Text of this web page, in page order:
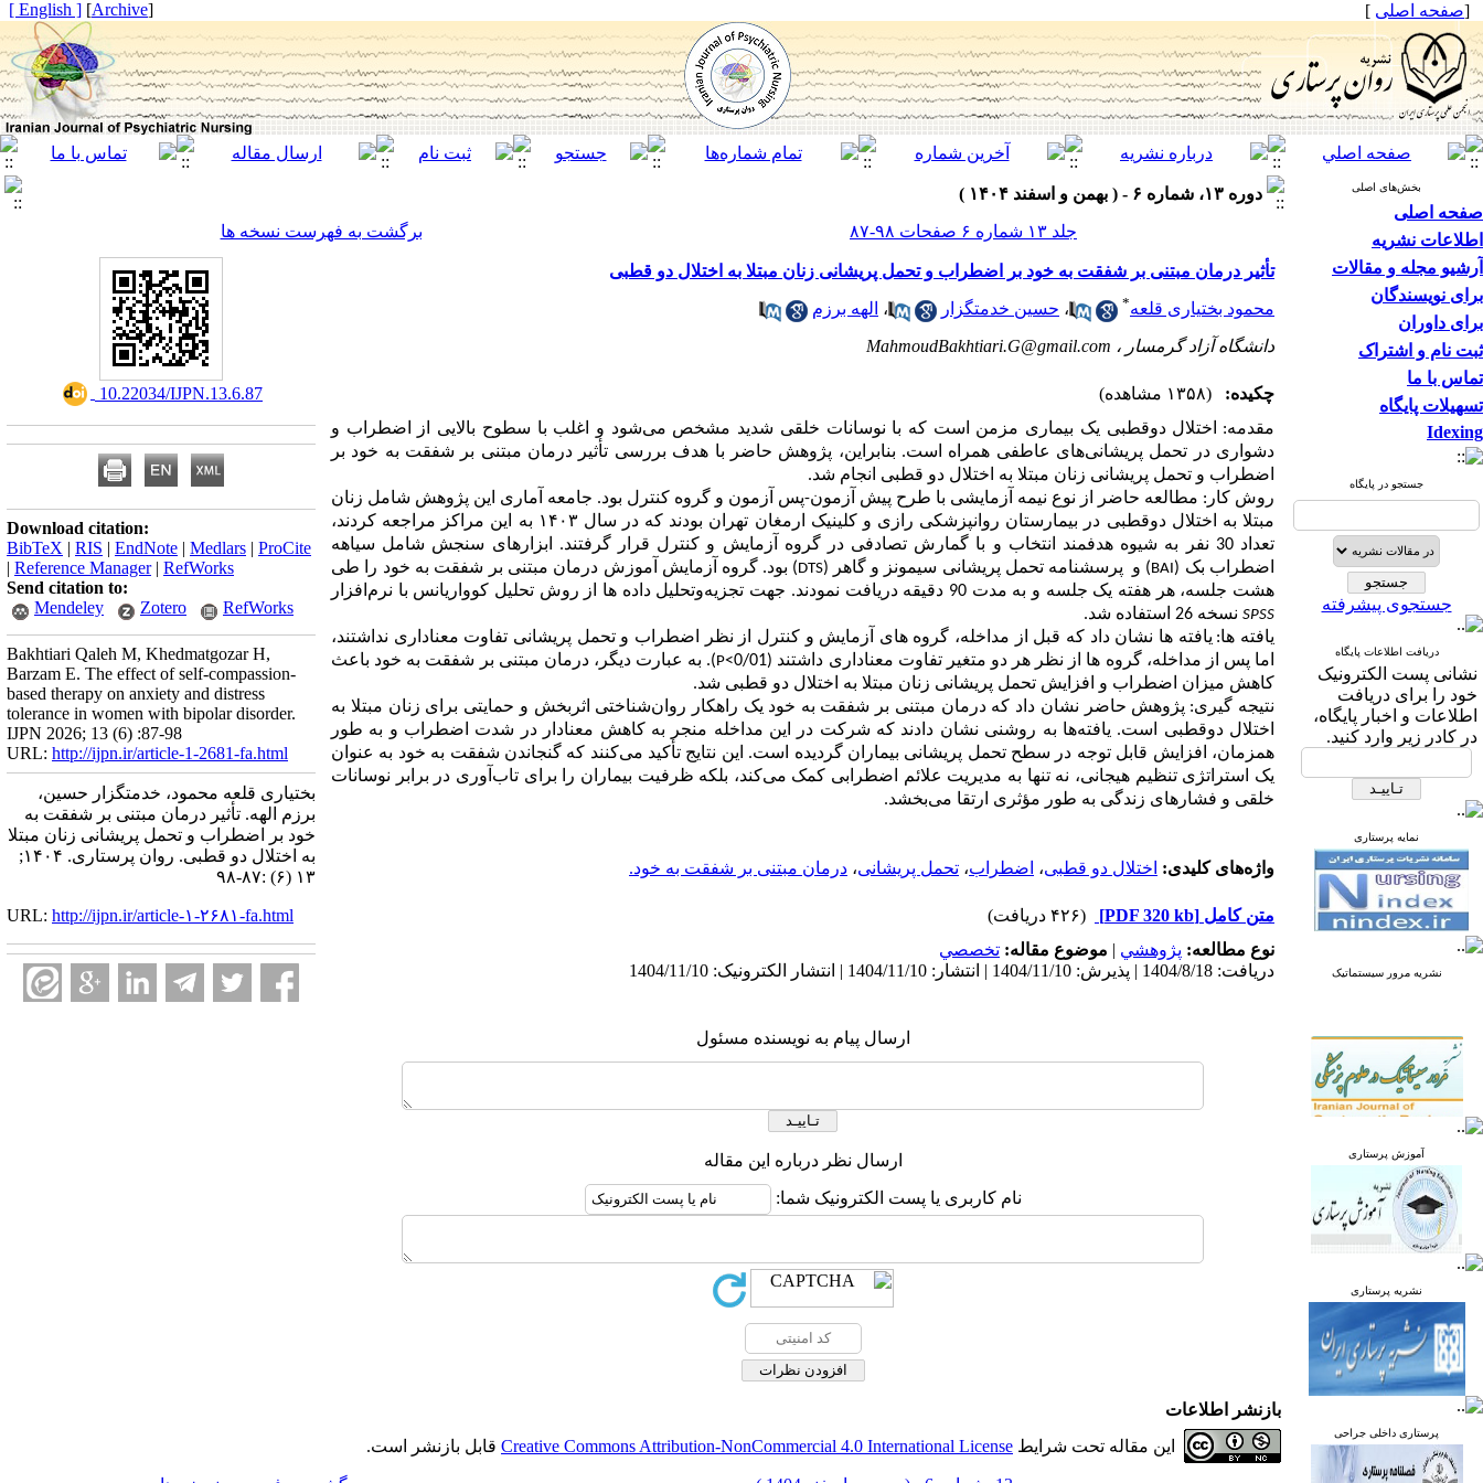
[صفحه اصلی ]
[
Archive
]
[ English ]
بخش‌های اصلی
صفحه اصلی
اطلاعات نشریه
آرشیو مجله و مقالات
برای نویسندگان
برای داوران
ثبت نام و اشتراک
تماس با ما
تسهیلات پایگاه
Idexing
جستجو در پایگاه
جستجوی پیشرفته
دریافت اطلاعات پایگاه
نشانی پست الکترونیک
خود را برای دریافت
اطلاعات و اخبار پایگاه،
در کادر زیر وارد کنید.
نمایه پرستاری
نشریه مرور سیستماتیک
آموزش پرستاری
نشریه پرستاری
پرستاری داخلی جراحی
دوره ۱۳، شماره ۶ - ( بهمن و اسفند ۱۴۰۴ )
جلد ۱۳ شماره ۶ صفحات ۹۸-۸۷
برگشت به فهرست نسخه ها
تأثیر درمان مبتنی بر شفقت به خود بر اضطراب و تحمل پریشانی زنان مبتلا به اختلال دو قطبی
محمود بختیاری قلعه* ، حسین خدمتگزار ، الهه برزم
دانشگاه آزاد گرمسار ، MahmoudBakhtiari.G@gmail.com
چکیده: (۱۳۵۸ مشاهده)
مقدمه:
اختلال دوقطبی یک بیماری مزمن است که با نوسانات خلقی شدید مشخص می‌شود و اغلب با سطوح بالایی از اضطراب و
دشواری در تحمل پریشانی‌های عاطفی همراه است. بنابراین، پژوهش حاضر با هدف بررسی تأثیر درمان مبتنی بر شفقت به خود بر
اضطراب و تحمل پریشانی زنان مبتلا به اختلال دو قطبی انجام شد.
روش­ کار: مطالعه حاضر از نوع نیمه آزمایشی با طرح پیش ­آزمون-پس ­آزمون و گروه کنترل بود. جامعه آماری این پژوهش شامل زنان
مبتلا به اختلال دوقطبی در بیمارستان روانپزشکی رازی و کلینیک ارمغان تهران بودند که در سال۱۴۰۳ به این مراکز مراجعه کردند،
تعداد 30 نفر به شیوه هدفمند انتخاب و با گمارش تصادفی
در گروه آزمایش و کنترل قرار گرفتند. ابزارهای سنجش شامل سیاهه
اضطراب بک (
BAI) و پرسشنامه تحمل پریشانی سیمونز و گاهر (
DTS) بود. گروه آزمایش آموزش درمان مبتنی بر شفقت به خود را طی
هشت جلسه، هر هفته یک جلسه و به مدت 90 دقیقه دریافت نمودند.
جهت تجزیه‌وتحلیل داده ­ها از روش تحلیل کوواریانس با نرم‌افزار
SPSS نسخه 26 استفاده شد.
یافته­ ها: یافته ­ها نشان داد که قبل از مداخله، گروه ­های آزمایش و کنترل از نظر اضطراب و تحمل پریشانی تفاوت معناداری نداشتند،
اما پس از مداخله، گروه­ ها از نظر هر دو متغیر تفاوت معناداری داشتند (0/01>
P
). به عبارت دیگر، درمان مبتنی بر شفقت به خود باعث
کاهش میزان اضطراب و افزایش تحمل پریشانی زنان مبتلا به اختلال دو قطبی شد.
نتیجه­ گیری: پژوهش حاضر نشان داد که درمان مبتنی بر شفقت به خود یک راهکار روان‌شناختی اثربخش و حمایتی برای زنان مبتلا به
اختلال دوقطبی است. یافته‌ها به روشنی نشان دادند که شرکت در این مداخله منجر به کاهش معنادار در شدت اضطراب و به طور
همزمان، افزایش قابل توجه در سطح تحمل پریشانی بیماران گردیده است. این نتایج تأکید می‌کنند که گنجاندن شفقت به خود به عنوان
یک استراتژی تنظیم هیجانی، نه تنها به مدیریت علائم اضطرابی کمک می‌کند، بلکه ظرفیت بیماران را برای تاب‌آوری در برابر نوسانات
خلقی و فشارهای زندگی به طور مؤثری ارتقا می‌بخشد.
واژه‌های کلیدی: اختلال دو قطبی، اضطراب، تحمل پریشانی، درمان مبتنی بر شفقت به خود.
متن کامل [PDF 320 kb]
(۴۲۶ دریافت)
نوع مطالعه: پژوهشي | موضوع مقاله: تخصصي
دریافت: 1404/8/18 | پذیرش: 1404/11/10 | انتشار: 1404/11/10 | انتشار الکترونیک: 1404/11/10
ارسال پیام به نویسنده مسئول
ارسال نظر درباره این مقاله
نام کاربری یا پست الکترونیک شما:
‎ 10.22034/IJPN.13.6.87
Download citation:
BibTeX | RIS | EndNote | Medlars | ProCite
| Reference Manager| RefWorks
Send citation to:
Mendeley
Zotero RefWorks
Bakhtiari Qaleh M, Khedmatgozar H,
Barzam E. The effect of self-compassion-
based therapy on anxiety and distress
tolerance in women with bipolar disorder.
IJPN 2026; 13 (6) :87-98
URL: http://ijpn.ir/article-1-2681-fa.html
بختیاری قلعه محمود، خدمتگزار حسین،
برزم الهه. تأثیر درمان مبتنی بر شفقت به
خود بر اضطراب و تحمل پریشانی زنان مبتلا
به اختلال دو قطبی. روان پرستاری. ۱۴۰۴;
۱۳ (۶) :۸۷-۹۸
URL: http://ijpn.ir/article-۱-۲۶۸۱-fa.html
بازنشر اطلاعات
این مقاله تحت شرایط Creative Commons Attribution-NonCommercial 4.0 International License قابل بازنشر است.